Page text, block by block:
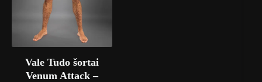
Vale Tudo šortai
Venum Attack –